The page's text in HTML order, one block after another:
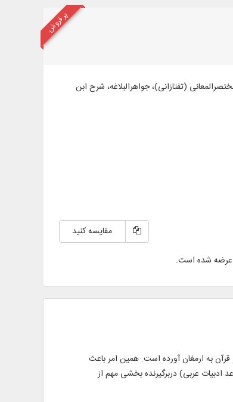
پر فروش
(تفتازانی)، جواهرالبلاغه، شرح ابن
مقایسه کنید
شده است.
به ارمغان آورده است. همین امر باعث
ادبیات عربی) دربرگیرنده بخشی مهم از